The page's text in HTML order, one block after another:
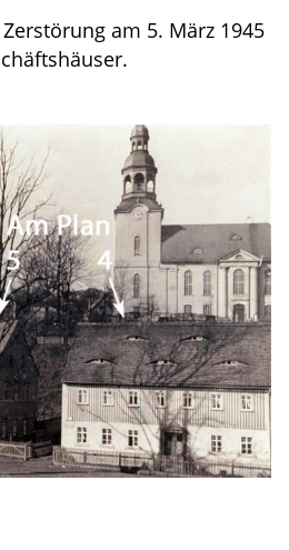
am 5. März 1945